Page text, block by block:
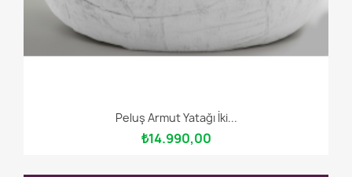
Peluş Armut Yatağı İki...
₺14.990,00